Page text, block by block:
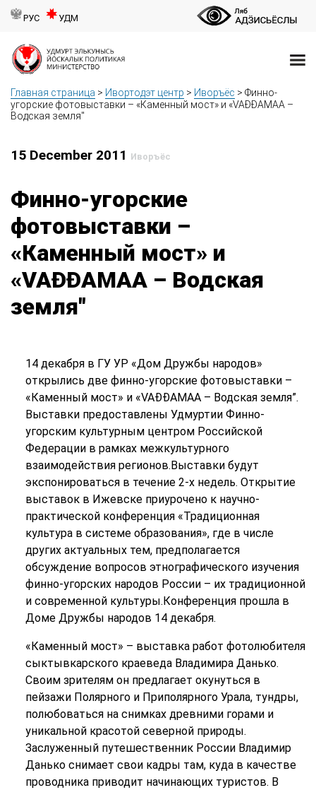
РУС УДМ
Главная страница > Ивортодэт центр > Иворъёс > Финно-
угорские фотовыставки – «Каменный мост» и «VAĐĐAMAA –
Водская земля"
15 December 2011 Иворъёс
Финно-угорские
фотовыставки –
«Каменный мост» и
«VAĐĐAMAA – Водская
земля"
14 декабря в ГУ УР «Дом Дружбы народов»
открылись две финно-угорские фотовыставки –
«Каменный мост» и «VAĐĐAMAA – Водская земля”.
Выставки предоставлены Удмуртии Финно-
угорским культурным центром Российской
Федерации в рамках межкультурного
взаимодействия регионов.Выставки будут
экспонироваться в течение 2-х недель. Открытие
выставок в Ижевске приурочено к научно-
практической конференция «Традиционная
культура в системе образования», где в числе
других актуальных тем, предполагается
обсуждение вопросов этнографического изучения
финно-угорских народов России – их традиционной
и современной культуры.Конференция прошла в
Доме Дружбы народов 14 декабря.
«Каменный мост» – выставка работ фотолюбителя
сыктывкарского краеведа Владимира Данько.
Своим зрителям он предлагает окунуться в
пейзажи Полярного и Приполярного Урала, тундры,
полюбоваться на снимках древними горами и
уникальной красотой северной природы.
Заслуженный путешественник России Владимир
Данько снимает свои кадры там, куда в качестве
проводника приводит начинающих туристов. В